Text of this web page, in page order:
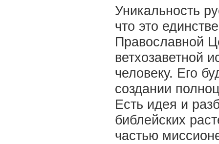
Уникальность
что это
Православной
ветхозаветной
человеку. Его
создании
Есть идея и
библейских
частью